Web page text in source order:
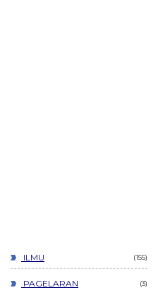
ILMU 155
PAGELARAN 3